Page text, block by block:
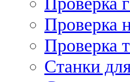
Проверка
Проверка
Станки